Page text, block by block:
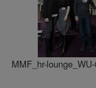
MMF_hr-